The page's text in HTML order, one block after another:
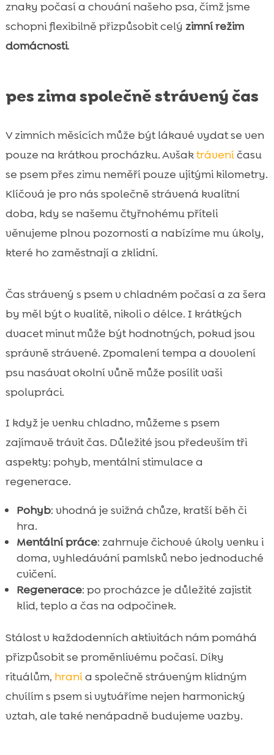
znaky počasí a chování našeho psa, čímž jsme
schopni flexibilně přizpůsobit celý zimní režim
domácnosti.
pes zima společně strávený čas
V zimních měsících může být lákavé vydat se ven
pouze na krátkou procházku. Avšaktráveníčasu
se psem přes zimu neměří pouze ujítými kilometry.
Klíčová je pro nás společně strávená kvalitní
doba, kdy se našemu čtyřnohému příteli
věnujeme plnou pozorností a nabízíme mu úkoly,
které ho zaměstnají a zklidní.
Čas strávený s psem v chladném počasí a za šera
by měl být o kvalitě, nikoli o délce. I krátkých
dvacet minut může být hodnotných, pokud jsou
správně strávené. Zpomalení tempa a dovolení
psu nasávat okolní vůně může posílit vaši
spolupráci.
I když je venku chladno, můžeme s psem
zajímavě trávit čas. Důležité jsou především tři
aspekty: pohyb, mentální stimulace a
regenerace.
Pohyb: vhodná je svižná chůze, kratší běh či
hra.
Mentální práce: zahrnuje čichové úkoly venku i
doma, vyhledávání pamlsků nebo jednoduché
cvičení.
Regenerace: po procházce je důležité zajistit
klid, teplo a čas na odpočinek.
Stálost v každodenních aktivitách nám pomáhá
přizpůsobit se proměnlivému počasí. Díky
rituálům, hranía společně stráveným klidným
chvílím s psem si vytváříme nejen harmonický
vztah, ale také nenápadně budujeme vazby.